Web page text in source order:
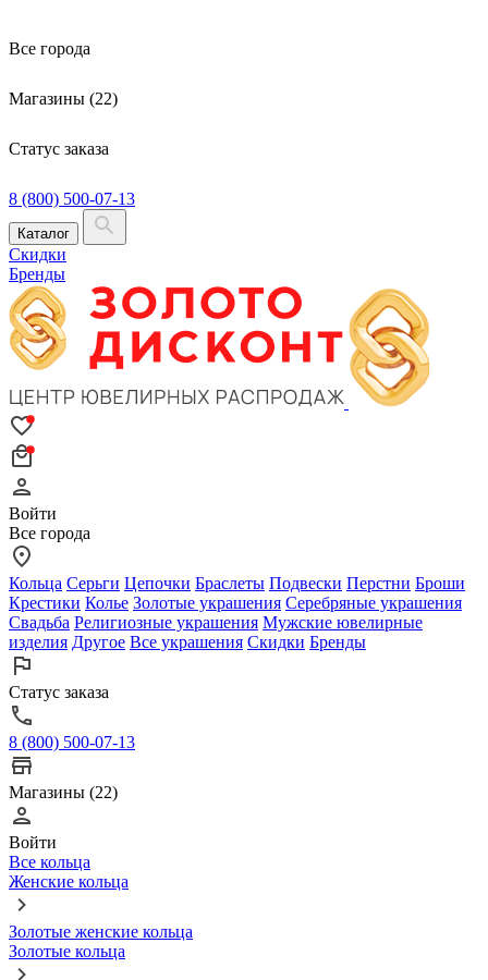
Все города
Магазины (22)
Статус заказа
8 (800) 500-07-13
Каталог
Скидки
Бренды
Войти
Все города
Кольца Серьги Цепочки Браслеты Подвески Перстни Броши
Крестики Колье Золотые украшения Серебряные украшения
Свадьба Религиозные украшения Мужские ювелирные
изделия Другое Все украшения Скидки Бренды
Статус заказа
8 (800) 500-07-13
Магазины (22)
Войти
Все кольца
Женские кольца
Золотые женские кольца
Золотые кольца